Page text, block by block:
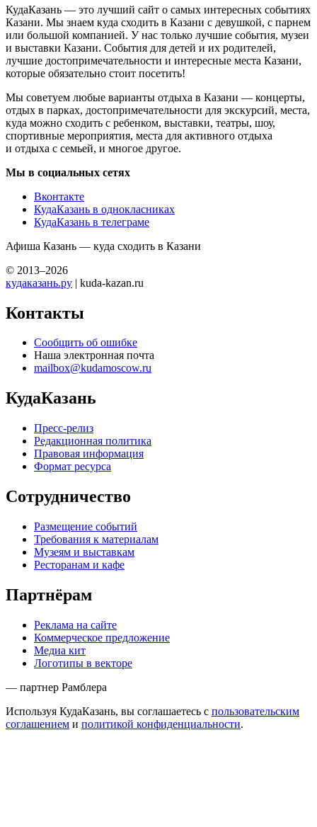
КудаКазань — это лучший сайт о самых интересных событиях
Казани. Мы знаем куда сходить в Казани с девушкой, с парнем
или большой компанией. У нас только лучшие события, музеи
и выставки Казани. События для детей и их родителей,
лучшие достопримечательности и интересные места Казани,
которые обязательно стоит посетить!
Мы советуем любые варианты отдыха в Казани — концерты,
отдых в парках, достопримечательности для экскурсий, места,
куда можно сходить с ребенком, выставки, театры, шоу,
спортивные мероприятия, места для активного отдыха
и отдыха с семьей, и многое другое.
Мы в социальных сетях
Вконтакте
КудаКазань в однокласниках
КудаКазань в телеграме
Афиша Казань — куда сходить в Казани
© 2013–2026
кудаказань.ру | kuda-kazan.ru
Контакты
Сообщить об ошибке
Наша электронная почта
mailbox@kudamoscow.ru
КудаКазань
Пресс-релиз
Редакционная политика
Правовая информация
Формат ресурса
Сотрудничество
Размещение событий
Требования к материалам
Музеям и выставкам
Ресторанам и кафе
Партнёрам
Реклама на сайте
Коммерческое предложение
Медиа кит
Логотипы в векторе
— партнер Рамблера
Используя КудаКазань, вы соглашаетесь с пользовательским
соглашением и политикой конфиденциальности.